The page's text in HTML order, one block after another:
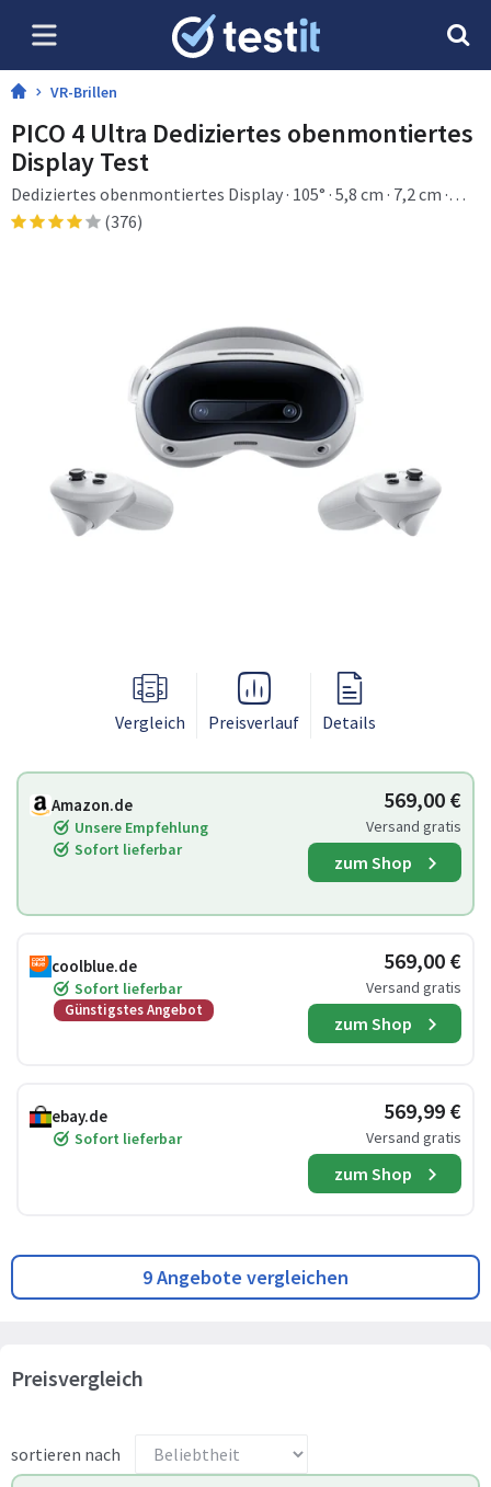
VR-Brillen
PICO 4 Ultra Dediziertes obenmontiertes
Display Test
Dediziertes obenmontiertes Display · 105° · 5,8 cm · 7,2 cm ·
105°
(376)
Vergleich Preisverlauf Details
Amazon.de
Unsere Empfehlung
Sofort lieferbar
569,00 €
Versand gratis
zum Shop
coolblue.de
Sofort lieferbar
Günstigstes Angebot
569,00 €
Versand gratis
zum Shop
ebay.de
Sofort lieferbar
569,99 €
Versand gratis
zum Shop
9 Angebote vergleichen
Preisvergleich
sortieren nach